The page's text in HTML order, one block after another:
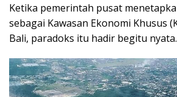
Ketika pemerintah pusat
sebagai Kawasan Ekonomi Khusus
Bali, paradoks itu hadir begitu nyata.